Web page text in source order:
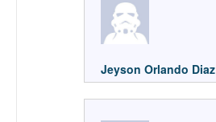
Jeyson Orlando Diaz